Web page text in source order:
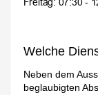
Welche
Neben dem
beglaubigten